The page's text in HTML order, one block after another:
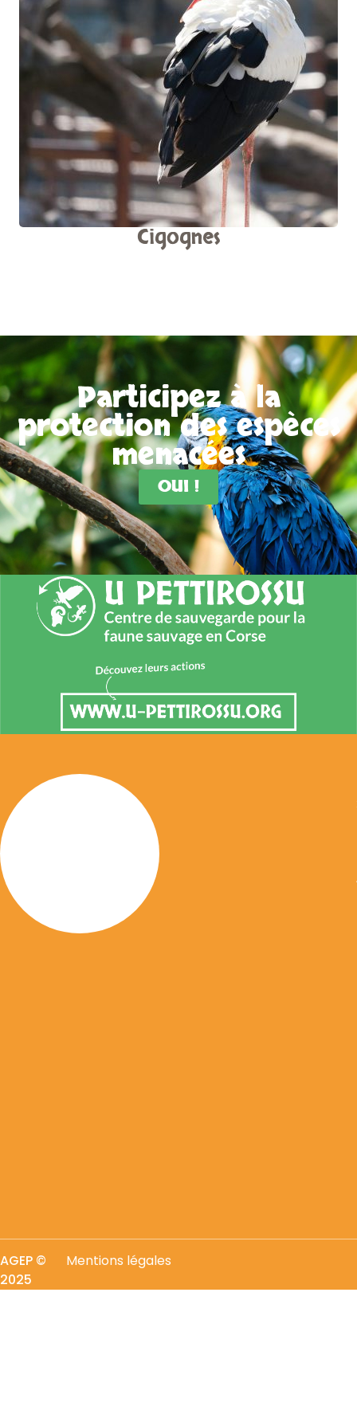
Cigognes
Participez à la
protection des espèces
menacées
OUI !
AGEP ©
2025
Mentions légales